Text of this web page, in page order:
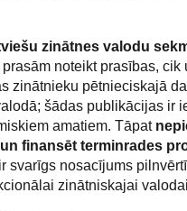
zinātnes valodu
noteikt prasības, cik
zinātnieku pētnieciskajā
šādas publikācijas ir
amatiem. Tāpat
finansēt terminrades
svarīgs nosacījums
zinātniskajai